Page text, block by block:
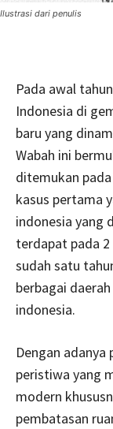
Ilustrasi dari penulis
Pada awal
Indonesia di
baru yang
Wabah ini
ditemukan
kasus pertama
indonesia yang
terdapat pada
sudah satu
berbagai
indonesia.
Dengan
peristiwa yang
modern
pembatasan